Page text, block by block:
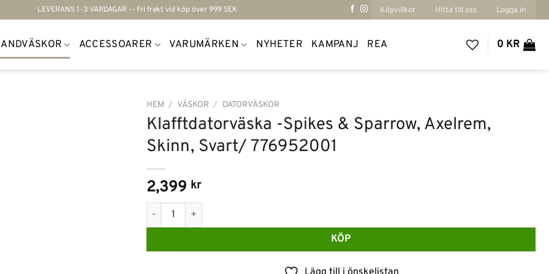
LEVERANS 1-3 VARDAGAR -- Fri frakt vid köp över 999 SEK Köpvillkor Hitta till oss Logga in
ACCESSOARER VARUMÄRKEN NYHETER KAMPANJ REA 0 KR
HEM / VÄSKOR / DATORVÄSKOR
Klafftdatorväska -Spikes & Sparrow, Axelrem,
Skinn, Svart/ 776952001
2,399 kr
Klafftdatorväska -Spikes & Sparrow, Axelrem, Skinn, Svart/ 776952001 mängd
KÖP